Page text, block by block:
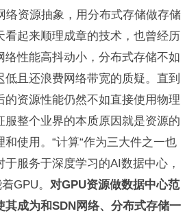
络资源抽象，用分布式存储做存储
看起来顺理成章的技术，也曾经历
络性能高抖动小，分布式存储不如
低且还浪费网络带宽的质疑。直到
的资源性能仍然不如直接使用物理
服整个业界的本质原因就是资源的
使用。“计算“作为三大件之一也
服务于深度学习的AI数据中心，
GPU。 对GPU资源做数据中心范
其成为和SDN网络、分布式存储一